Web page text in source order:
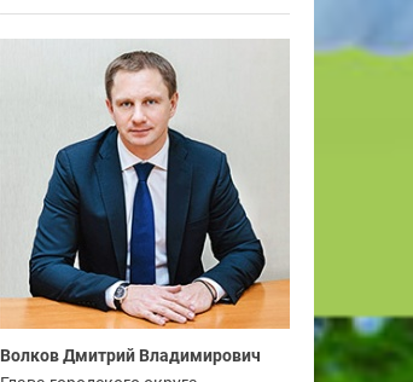
Волков Дмитрий Владимирович